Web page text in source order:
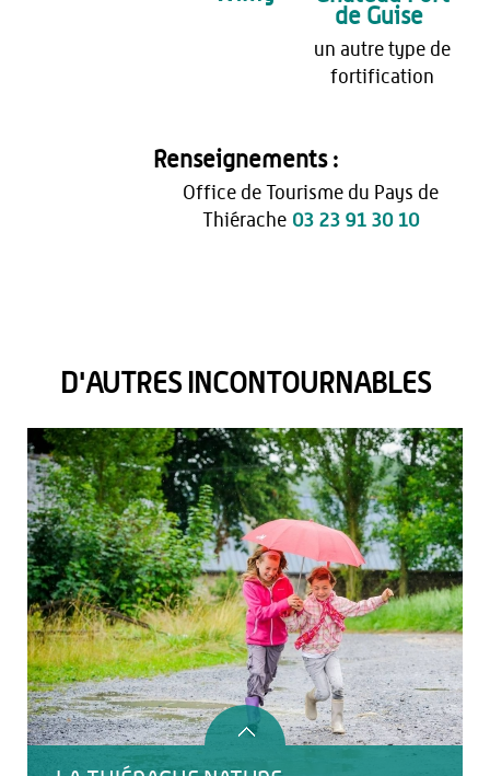
de Guise
un autre type de
fortification
Renseignements :
Office de Tourisme du Pays de
Thiérache 03 23 91 30 10
D'AUTRES INCONTOURNABLES